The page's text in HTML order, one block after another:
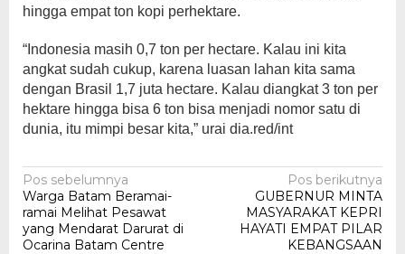
hingga empat ton kopi perhektare.
“Indonesia masih 0,7 ton per hectare. Kalau ini kita
angkat sudah cukup, karena luasan lahan kita sama
dengan Brasil 1,7 juta hectare. Kalau diangkat 3 ton per
hektare hingga bisa 6 ton bisa menjadi nomor satu di
dunia, itu mimpi besar kita,” urai dia.red/int
Navigasi
pos
Pos sebelumnya
Warga Batam Beramai-
ramai Melihat Pesawat
yang Mendarat Darurat di
Ocarina Batam Centre
Pos berikutnya
GUBERNUR MINTA
MASYARAKAT KEPRI
HAYATI EMPAT PILAR
KEBANGSAAN